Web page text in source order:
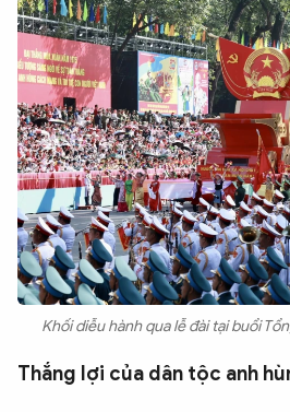
Khối diễu hành qua lễ đài tại buổi
Thắng lợi của dân tộc anh